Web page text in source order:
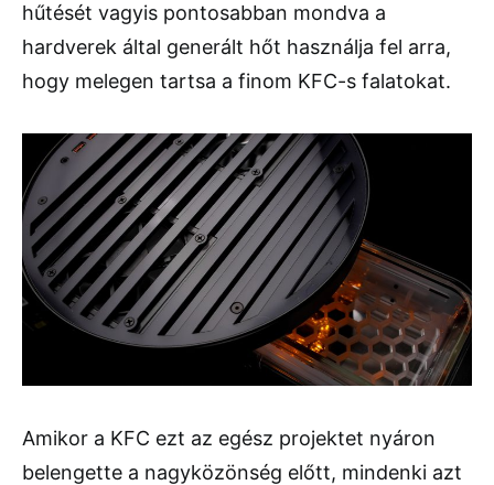
hűtését vagyis pontosabban mondva a
hardverek által generált hőt használja fel arra,
hogy melegen tartsa a finom KFC-s falatokat.
Amikor a KFC ezt az egész projektet nyáron
belengette a nagyközönség előtt, mindenki azt